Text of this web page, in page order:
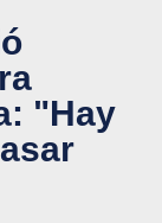
"Hay